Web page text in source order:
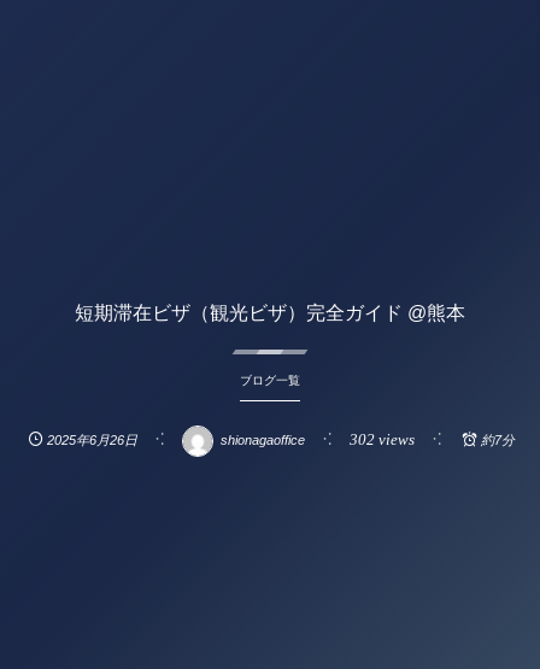
短期滞在ビザ（観光ビザ）完全ガイド @熊本
ブログ一覧
2025年6月26日 shionagaoffice 302 views 約7分